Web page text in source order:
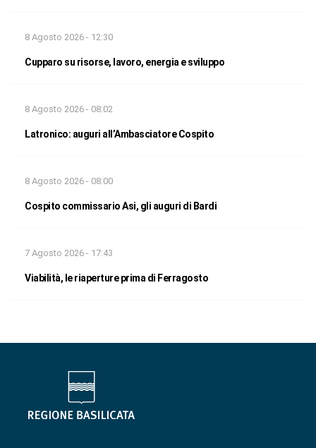
8 Agosto 2026 - 12:30
Cupparo su risorse, lavoro, energia e sviluppo
8 Agosto 2026 - 08:02
Latronico: auguri all’Ambasciatore Cospito
8 Agosto 2026 - 08:00
Cospito commissario Asi, gli auguri di Bardi
7 Agosto 2026 - 17:43
Viabilità, le riaperture prima di Ferragosto